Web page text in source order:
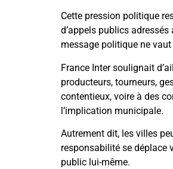
Cette pression politique
d’appels publics
message politique ne
France Inter soulignait
producteurs, tourneurs,
contentieux, voire à des
l’implication municipale.
Autrement dit, les villes
responsabilité se déplace
public lui-même.